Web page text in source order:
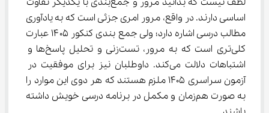
اساسی دارند. در واقع، مرور امری جزئی است که به یادآوری
مطالب درسی اشاره دارد؛ ولی جمع بندی کنکور ۱۴۰۵ عبارت
کلی‌تری است که به مرور، تست‌زنی و تحلیل پاسخ‌ها و
اشتباهات دلالت می‌کند. داوطلبان نیز برای موفقیت در
آزمون سراسری 1405 ملزم هستند که هر دوی این موارد را
به صورت هم‌زمان و مکمل در برنامه درسی خویش داشته